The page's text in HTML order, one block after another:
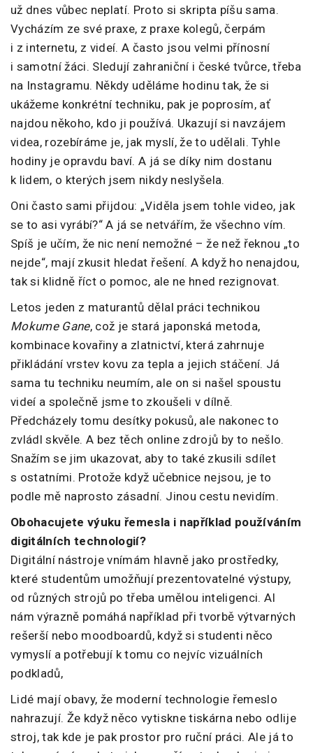
už dnes vůbec neplatí. Proto si skripta píšu sama.
Vycházím ze své praxe, z praxe kolegů, čerpám
i z internetu, z videí. A často jsou velmi přínosní
i samotní žáci. Sledují zahraniční i české tvůrce, třeba
na Instagramu. Někdy uděláme hodinu tak, že si
ukážeme konkrétní techniku, pak je poprosím, ať
najdou někoho, kdo ji používá. Ukazují si navzájem
videa, rozebíráme je, jak myslí, že to udělali. Tyhle
hodiny je opravdu baví. A já se díky nim dostanu
k lidem, o kterých jsem nikdy neslyšela.
Oni často sami přijdou: „Viděla jsem tohle video, jak
se to asi vyrábí?“ A já se netvářím, že všechno vím.
Spíš je učím, že nic není nemožné – že než řeknou „to
nejde“, mají zkusit hledat řešení. A když ho nenajdou,
tak si klidně říct o pomoc, ale ne hned rezignovat.
Letos jeden z maturantů dělal práci technikou
Mokume Gane, což je stará japonská metoda,
kombinace kovařiny a zlatnictví, která zahrnuje
přikládání vrstev kovu za tepla a jejich stáčení. Já
sama tu techniku neumím, ale on si našel spoustu
videí a společně jsme to zkoušeli v dílně.
Předcházely tomu desítky pokusů, ale nakonec to
zvládl skvěle. A bez těch online zdrojů by to nešlo.
Snažím se jim ukazovat, aby to také zkusili sdílet
s ostatními. Protože když učebnice nejsou, je to
podle mě naprosto zásadní. Jinou cestu nevidím.
Obohacujete výuku řemesla i například používáním
digitálních technologií?
Digitální nástroje vnímám hlavně jako prostředky,
které studentům umožňují prezentovatelné výstupy,
od různých strojů po třeba umělou inteligenci. AI
nám výrazně pomáhá například při tvorbě výtvarných
rešerší nebo moodboardů, když si studenti něco
vymyslí a potřebují k tomu co nejvíc vizuálních
podkladů,
Lidé mají obavy, že moderní technologie řemeslo
nahrazují. Že když něco vytiskne tiskárna nebo odlije
stroj, tak kde je pak prostor pro ruční práci. Ale já to